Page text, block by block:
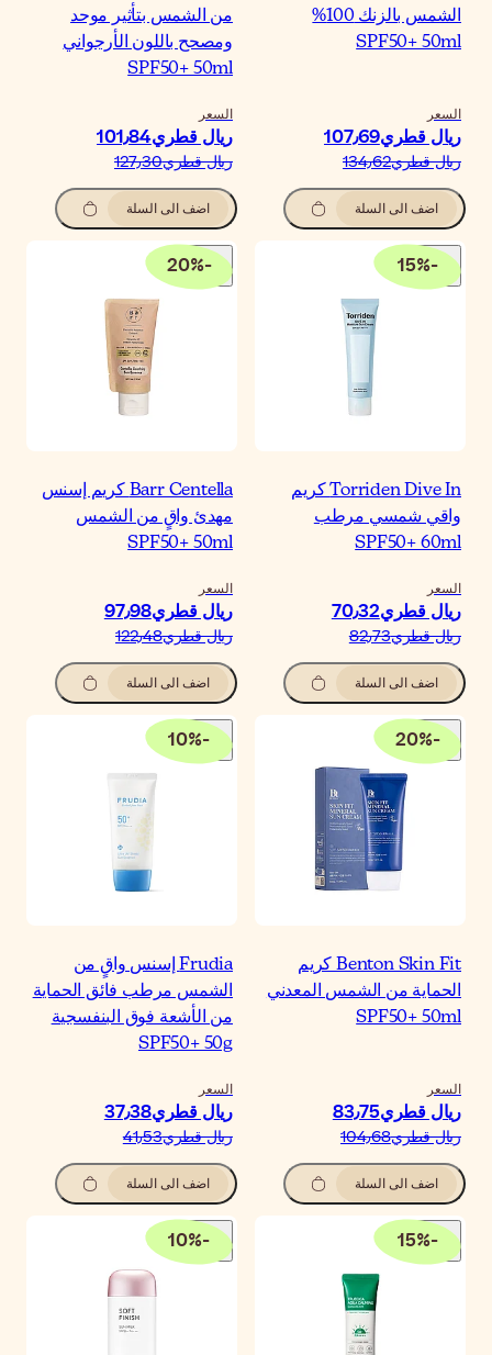
من الشمس بتأثير موحد
ومصحح باللون الأرجواني
السعر
ريال قطري‏101٫84
ريال قطري‏127٫30
اضف الى السلة
20 %
Barr Centella كريم إسنس
مهدئ واقٍ من الشمس
SPF50+ 50ml
السعر
ريال قطري‏97٫98
ريال قطري‏122٫48
اضف الى السلة
10 %
Frudia إسنس واقٍ من
الشمس مرطب فائق الحماية
من الأشعة فوق البنفسجية
السعر
ريال قطري‏37٫38
ريال قطري‏41٫53
اضف الى السلة
10 %